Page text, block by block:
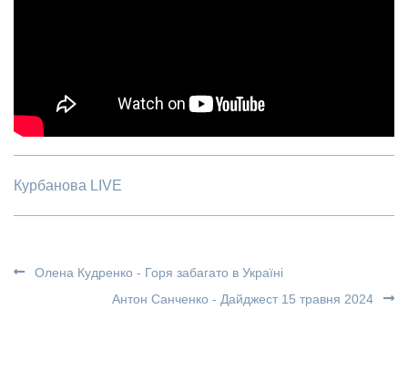
Курбанова LIVE
Олена Кудренко - Горя забагато в Україні
Антон Санченко - Дайджест 15 травня 2024